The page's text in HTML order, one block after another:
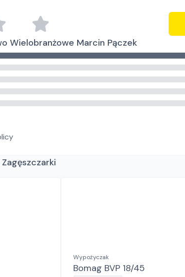
Wielobranżowe Marcin Pączek
Wypożyczak
Bomag BVP 18/45